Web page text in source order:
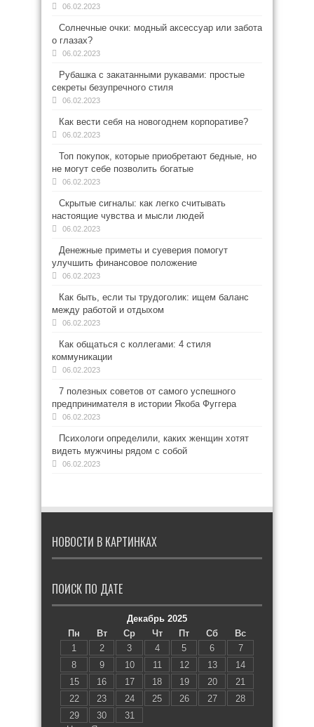
06.02.2023
Солнечные очки: модный аксессуар или забота
о глазах?
06.02.2023
Рубашка с закатанными рукавами: простые
секреты безупречного стиля
06.02.2023
Как вести себя на новогоднем корпоративе?
06.02.2023
Топ покупок, которые приобретают бедные, но
не могут себе позволить богатые
06.02.2023
Скрытые сигналы: как легко считывать
настоящие чувства и мысли людей
06.02.2023
Денежные приметы и суеверия помогут
улучшить финансовое положение
06.02.2023
Как быть, если ты трудоголик: ищем баланс
между работой и отдыхом
06.02.2023
Как общаться с коллегами: 4 стиля
коммуникации
06.02.2023
7 полезных советов от самого успешного
предпринимателя в истории Якоба Фуггера
06.02.2023
Психологи определили, каких женщин хотят
видеть мужчины рядом с собой
06.02.2023
НОВОСТИ В КАРТИНКАХ
ПОИСК ПО ДАТЕ
Декабрь 2025
Пн
Вт Ср Чт Пт Сб
Вс
1
2 3 4 5 6
7
8
9 10 11 12 13
14
15
16 17 18 19 20
21
22
23 24 25 26 27
28
29
30
31